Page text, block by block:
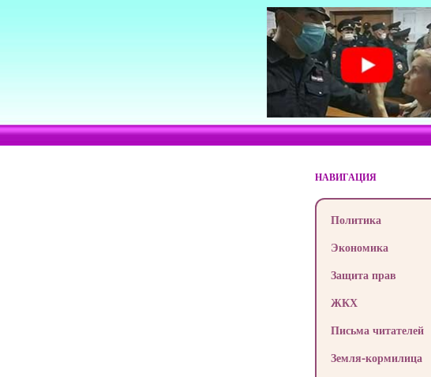
НАВИГАЦИЯ
Политика
Экономика
Защита прав
ЖКХ
Письма читателей
Земля-кормилица